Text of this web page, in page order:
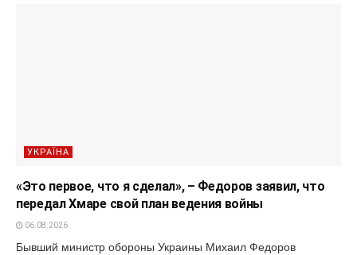
УКРАЇНА
«Это первое, что я сделал», – Федоров заявил, что
передал Хмаре свой план ведения войны
06.08.2026
Бывший министр обороны Украины Михаил Федоров